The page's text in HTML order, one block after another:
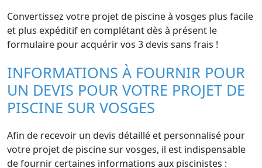
Convertissez votre projet de piscine à vosges plus facile
et plus expéditif en complétant dès à présent le
formulaire pour acquérir vos 3 devis sans frais !
INFORMATIONS À FOURNIR POUR
UN DEVIS POUR VOTRE PROJET DE
PISCINE SUR VOSGES
Afin de recevoir un devis détaillé et personnalisé pour
votre projet de piscine sur vosges, il est indispensable
de fournir certaines informations aux piscinistes :